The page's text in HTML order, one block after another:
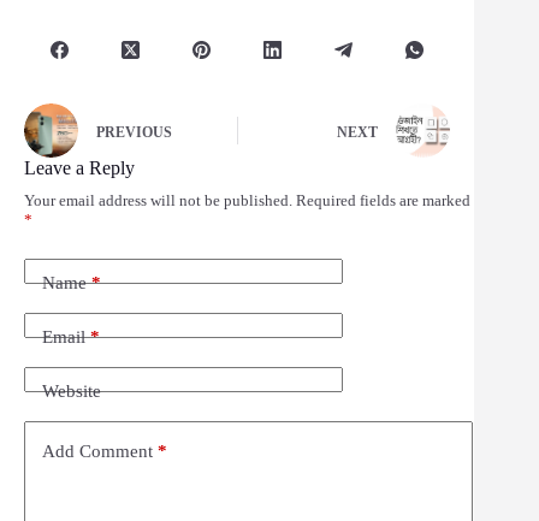
PREVIOUS NEXT
Leave a Reply
Your email address will not be published. Required fields are marked
*
Name*
Email*
Website
Add Comment *